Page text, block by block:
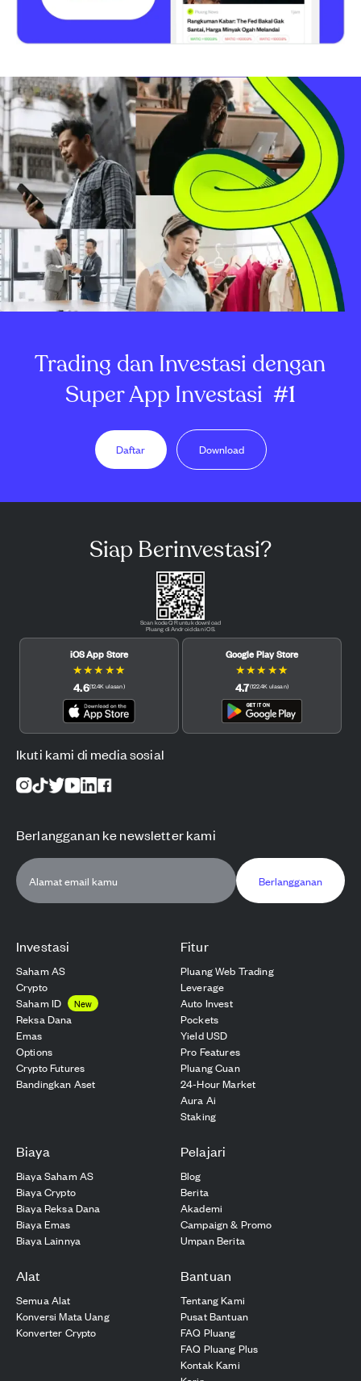
Trading dan Investasi dengan
Super App Investasi #1
Daftar Download
Investasi
Saham AS
Crypto
Saham ID
New
Reksa Dana
Emas
Options
Crypto Futures
Bandingkan Aset
Fitur
Pluang Web Trading
Leverage
Auto Invest
Pockets
Yield USD
Pro Features
Pluang Cuan
24-Hour Market
Aura Ai
Staking
Biaya
Biaya Saham AS
Biaya Crypto
Biaya Reksa Dana
Biaya Emas
Biaya Lainnya
Pelajari
Blog
Berita
Akademi
Campaign & Promo
Umpan Berita
Alat
Semua Alat
Konversi Mata Uang
Konverter Crypto
Bantuan
Tentang Kami
Pusat Bantuan
FAQ Pluang
FAQ Pluang Plus
Kontak Kami
Siap Berinvestasi?
Scan kode QR untuk download
Pluang di Android dan iOS.
iOS App Store
★★★ ★★
4.6(12.4K ulasan)
Google Play Store
★★★ ★★
4.7(122.4K ulasan)
Ikuti kami di media sosial
Berlangganan ke newsletter kami
Berlangganan